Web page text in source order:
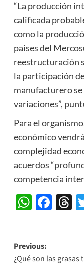
“La producción
calificada
como la
países del
reestructuración
la participación
manufacturero
variaciones”,
Para el
económico
complejidad
acuerdos
competencia
Post
navigation
Previous:
¿Qué son las